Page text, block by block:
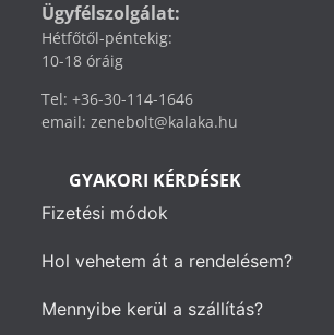
Ügyfélszolgálat:
Hétfőtől-péntekig:
10-18 óráig
Tel: +36-30-114-1646
email: zenebolt@kalaka.hu
GYAKORI KÉRDÉSEK
Fizetési módok
Hol vehetem át a rendelésem?
Mennyibe kerül a szállítás?